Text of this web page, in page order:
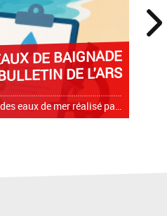
DE BAIGNADE
DE L'ARS